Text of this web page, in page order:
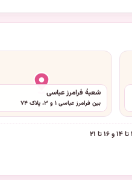
شعبهٔ فرامرز عباسی
بین فرامرز عباسی ۱ و ۳، پلاک ۷۴